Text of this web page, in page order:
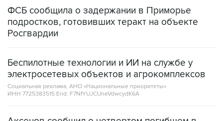
ФСБ сообщила о задержании в Приморье
подростков, готовивших теракт на объекте
Росгвардии
Беспилотные технологии и ИИ на службе у
электросетевых объектов и агрокомплексов
Социальная реклама, АНО «Национальные приоритеты».
ИНН 7725383515 Erid: F7NfYUJCUneVdwcydK6A